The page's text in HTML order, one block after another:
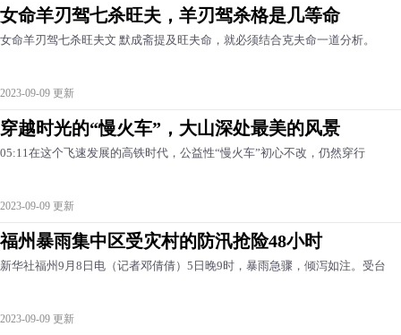
女命羊刃驾七杀旺夫，羊刃驾杀格是几等命
女命羊刃驾七杀旺夫文 默成斋提及旺夫命，就必须结合克夫命一道分析。
2023-09-09 更新
穿越时光的“慢火车”，大山深处最美的风景
05:11在这个飞速发展的高铁时代，公益性“慢火车”初心不改，仍然穿行
2023-09-09 更新
福州暴雨集中区受灾村的防汛抢险48小时
新华社福州9月8日电（记者邓倩倩）5日晚9时，暴雨急骤，倾泻如注。受台
2023-09-09 更新